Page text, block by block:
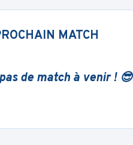
MATCH
de match à venir ! 😎